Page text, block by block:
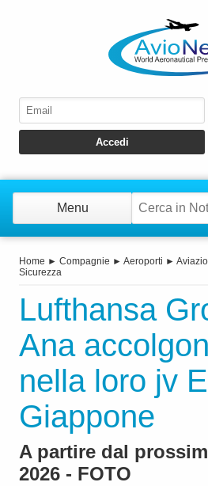
Menu
Home ► Compagnie ► Aeroporti ►
Sicurezza
Lufthansa
Ana
nella loro jv
Giappone
A partire dal
2026 - FOTO